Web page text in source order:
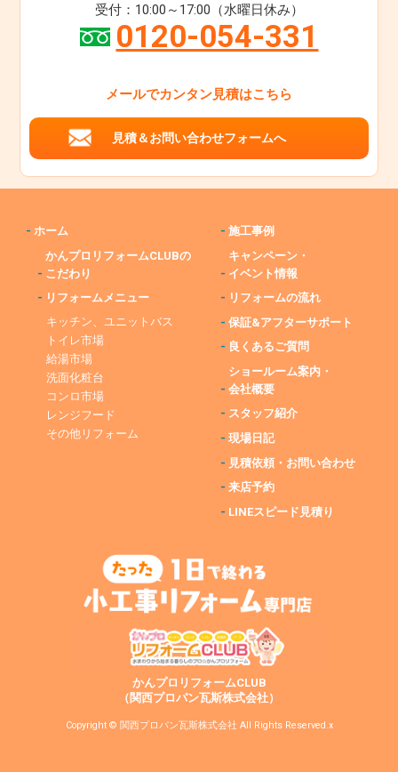
受付：10:00～17:00（水曜日休み）
0120-054-331
メールでカンタン見積はこちら
見積＆お問い合わせフォームへ
-ホーム
-
かんプロリフォームCLUBの
こだわり
- リフォームメニュー
キッチン、ユニットバス
トイレ市場
給湯市場
洗面化粧台
コンロ市場
レンジフード
その他リフォーム
-施工事例
-
キャンペーン・
イベント情報
- リフォームの流れ
-保証&アフターサポート
- 良くあるご質問
-
ショールーム案内・
会社概要
- スタッフ紹介
-現場日記
- 見積依頼・お問い合わせ
-来店予約
- LINEスピード見積り
かんプロリフォームCLUB
（関西プロパン瓦斯株式会社）
Copyright © 関西プロパン瓦斯株式会社 All Rights Reserved.x